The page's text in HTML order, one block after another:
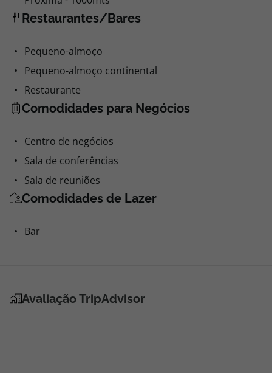
Restaurantes/Bares
Pequeno-almoço
Pequeno-almoço continental
Restaurante
Comodidades para Negócios
Centro de negócios
Sala de conferências
Sala de reuniões
Comodidades de Lazer
Bar
Avaliação TripAdvisor